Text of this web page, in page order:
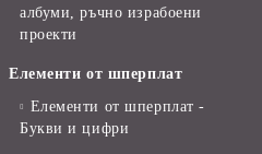
албуми, ръчно израбоени
проекти
Елементи от шперплат
Елементи от шперплат -
Букви и цифри